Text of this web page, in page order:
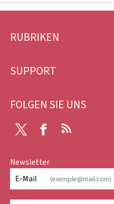
Footer
RUBRIKEN
SUPPORT
FOLGEN SIE UNS
Facebook
Newsletter
E-Mail